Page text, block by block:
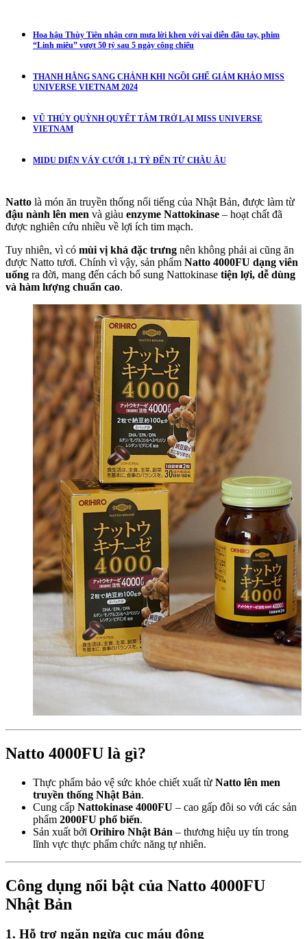
Hoa hậu Thùy Tiên nhận cơn mưa lời khen với vai diễn đầu tay, phim
“Linh miêu” vượt 50 tỷ sau 5 ngày công chiếu
THANH HẰNG SANG CHẢNH KHI NGỒI GHẾ GIÁM KHẢO MISS
UNIVERSE VIETNAM 2024
VŨ THÚY QUỲNH QUYẾT TÂM TRỞ LẠI MISS UNIVERSE
VIETNAM
MIDU DIỆN VÁY CƯỚI 1,1 TỶ ĐẾN TỪ CHÂU ÂU
Natto là món ăn truyền thống nổi tiếng của Nhật Bản, được làm từ
đậu nành lên men và giàu enzyme Nattokinase – hoạt chất đã
được nghiên cứu nhiều về lợi ích tim mạch.
Tuy nhiên, vì có mùi vị khá đặc trưng nên không phải ai cũng ăn
được Natto tươi. Chính vì vậy, sản phẩm Natto 4000FU dạng viên
uống ra đời, mang đến cách bổ sung Nattokinase tiện lợi, dễ dùng
và hàm lượng chuẩn cao.
Natto 4000FU là gì?
Thực phẩm bảo vệ sức khỏe chiết xuất từ Natto lên men
truyền thống Nhật Bản.
Cung cấp Nattokinase 4000FU – cao gấp đôi so với các sản
phẩm 2000FU phổ biến.
Sản xuất bởi Orihiro Nhật Bản – thương hiệu uy tín trong
lĩnh vực thực phẩm chức năng tự nhiên.
Công dụng nổi bật của Natto 4000FU
Nhật Bản
1. Hỗ trợ ngăn ngừa cục máu đông